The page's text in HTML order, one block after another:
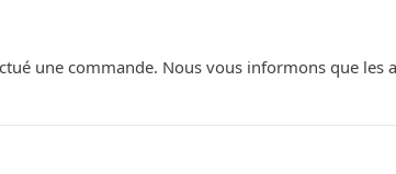
une commande. Nous vous informons que les